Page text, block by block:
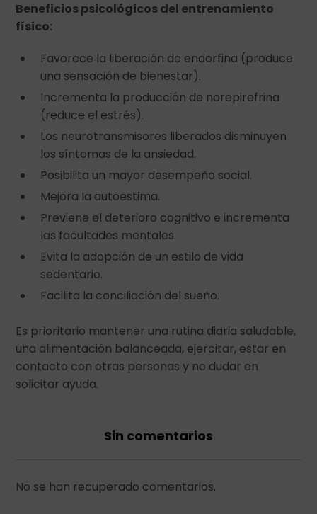
Beneficios psicológicos del entrenamiento
físico:
Favorece la liberación de endorfina (produce
una sensación de bienestar).
Incrementa la producción de norepirefrina
(reduce el estrés).
Los neurotransmisores liberados disminuyen
los síntomas de la ansiedad.
Posibilita un mayor desempeño social.
Mejora la autoestima.
Previene el deterioro cognitivo e incrementa
las facultades mentales.
Evita la adopción de un estilo de vida
sedentario.
Facilita la conciliación del sueño.
Es prioritario mantener una rutina diaria saludable,
una alimentación balanceada, ejercitar, estar en
contacto con otras personas y no dudar en
solicitar ayuda.
Sin comentarios
No se han recuperado comentarios.